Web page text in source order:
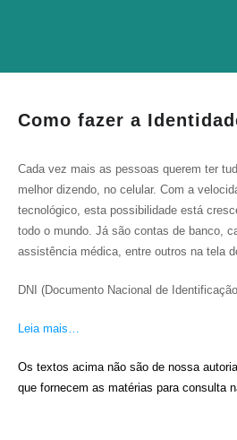
Como fazer a
Cada vez mais as pessoas querem ter
melhor dizendo, no celular. Com a
tecnológico, esta possibilidade está
todo o mundo. Já são contas de banco,
assistência médica, entre outros na tela
DNI (Documento Nacional de
Leia mais…
Os textos acima não são de nossa
que fornecem as matérias para consulta